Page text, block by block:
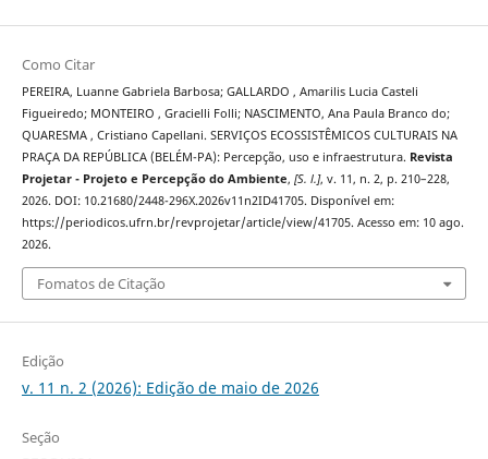
Como Citar
PEREIRA, Luanne Gabriela Barbosa; GALLARDO , Amarilis Lucia Casteli
Figueiredo; MONTEIRO , Gracielli Folli; NASCIMENTO, Ana Paula Branco do;
QUARESMA , Cristiano Capellani. SERVIÇOS ECOSSISTÊMICOS CULTURAIS NA
PRAÇA DA REPÚBLICA (BELÉM-PA): Percepção, uso e infraestrutura. Revista
Projetar - Projeto e Percepção do Ambiente, [S. l.], v. 11, n. 2, p. 210–228,
2026. DOI: 10.21680/2448-296X.2026v11n2ID41705. Disponível em:
https://periodicos.ufrn.br/revprojetar/article/view/41705. Acesso em: 10 ago.
2026.
Fomatos de Citação
Edição
v. 11 n. 2 (2026): Edição de maio de 2026
Seção